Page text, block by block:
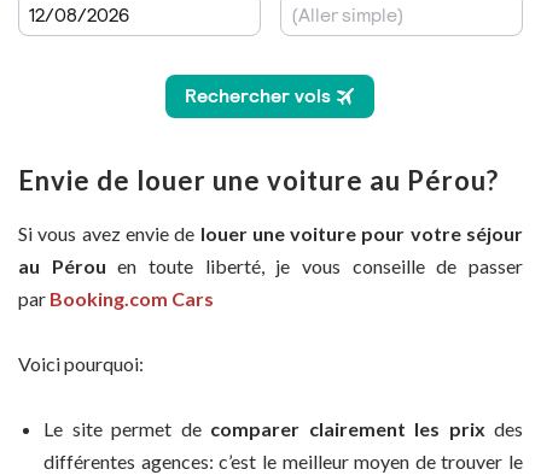
Envie de louer une voiture au Pérou?
Si vous avez envie de louer une voiture pour votre séjour
au Pérouen toute liberté, je vous conseille de passer
par Booking.com Cars
Voici pourquoi:
Le site permet de comparer clairement les prix des
différentes agences: c’est le meilleur moyen de trouver le